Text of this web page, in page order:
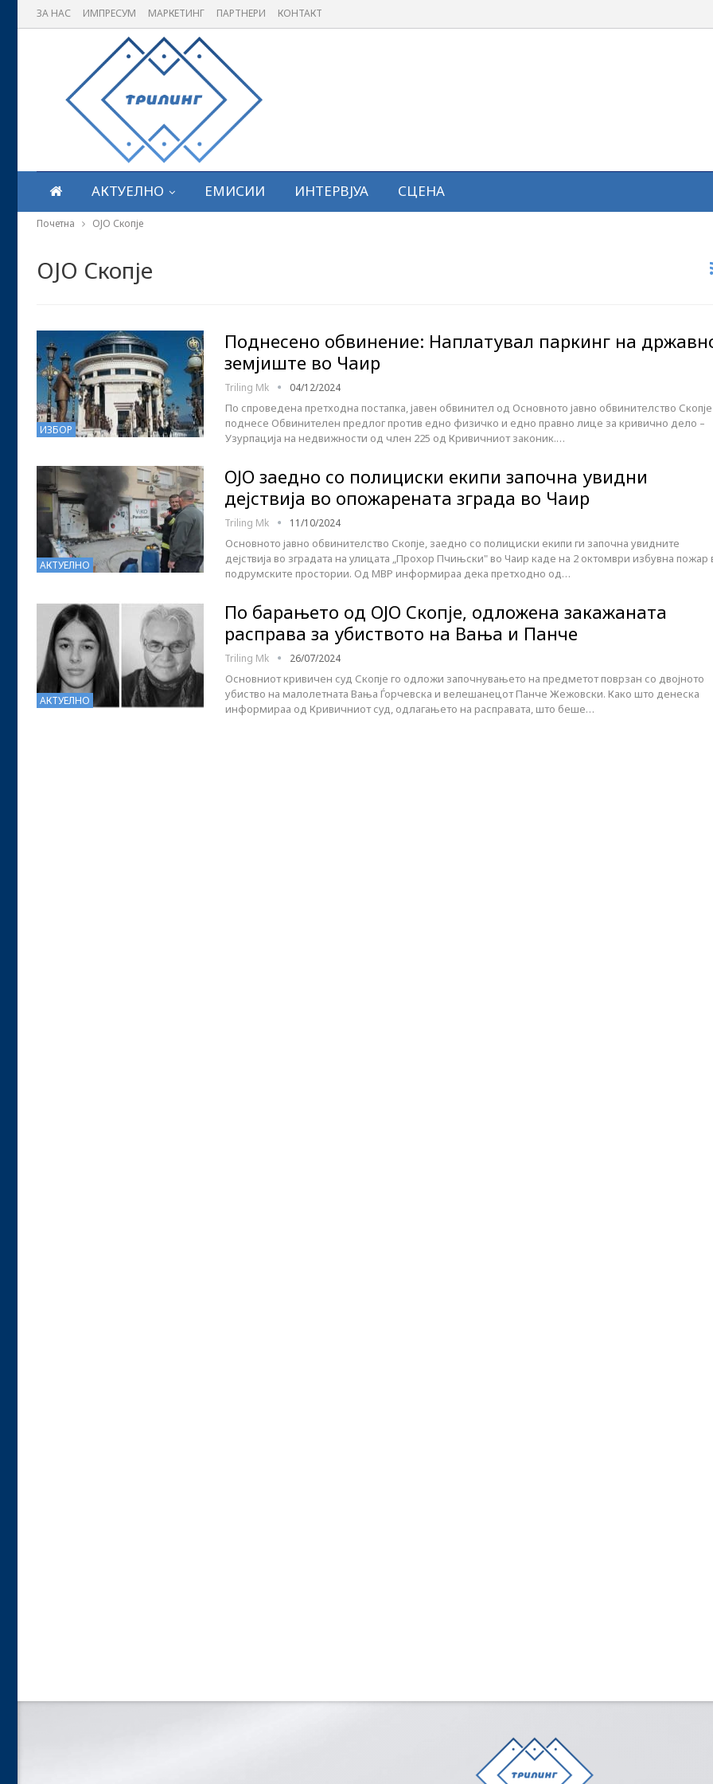
ЗА НАС ИМПРЕСУМ МАРКЕТИНГ ПАРТНЕРИ КОНТАКТ
АКТУЕЛНО ЕМИСИИ ИНТЕРВЈУА СЦЕНА
Почетна ОЈО Скопје
ОЈО Скопје
ИЗБОР
Поднесено обвинение: Наплатувал паркинг на
земјиште во Чаир
Triling Mk 04/12/2024
По спроведена претходна постапка, јавен обвинител од Основното јавно обвинителство Скопје
поднесе Обвинителен предлог против едно физичко и едно правно лице за кривично дело –
Узурпација на недвижности од член 225 од Кривичниот законик.…
АКТУЕЛНО
ОЈО заедно со полициски екипи започна увидни
дејствија во опожарената зграда во Чаир
Triling Mk 11/10/2024
Основното јавно обвинителство Скопје, заедно со полициски екипи ги започна увидните
дејствија во зградата на улицата „Прохор Пчињски" во Чаир каде на 2 октомври избувна пожар
подрумските простории. Од МВР информираа дека претходно од…
АКТУЕЛНО
По барањето од ОЈО Скопје, одложена закажаната
расправа за убиството на Вања и Панче
Triling Mk 26/07/2024
Основниот кривичен суд Скопје го одложи започнувањето на предметот поврзан со двојното
убиство на малолетната Вања Ѓорчевска и велешанецот Панче Жежовски. Како што денеска
информираа од Кривичниот суд, одлагањето на расправата, што беше…